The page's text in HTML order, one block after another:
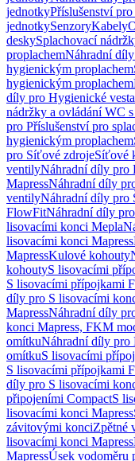
jednotkyPříslušenství
jednotkySenzoryKabely
deskySplachovací
proplachemNáhradní
hygienickým proplachem
hygienickým proplachem
díly pro Hygienické
nádržky a ovládání WC
pro Příslušenství pro
hygienickým proplachem
pro Síťové zdrojeSíťové
ventilyNáhradní díly pro
MapressNáhradní díly
ventilyNáhradní díly pro
FlowFitNáhradní díly
lisovacími konci Mepla
lisovacími konci Mapress
MapressKulové kohouty
kohoutyS lisovacími
S lisovacími přípojkami
díly pro S lisovacími
MapressNáhradní díly
konci Mapress, FKM
omítkuNáhradní díly pro
omítkuS lisovacími
S lisovacími přípojkami
díly pro S lisovacími
připojeními CompactS
lisovacími konci Mapress
závitovými konciZpětné
lisovacími konci Mapress
MapressÚsek vodoměru